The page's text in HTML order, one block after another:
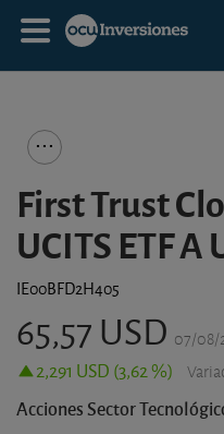
First Trust
UCITS ETF A
IE00BFD2H405
65,57 USD 07/08/
2,291 USD (3,62 %)
Acciones Sector